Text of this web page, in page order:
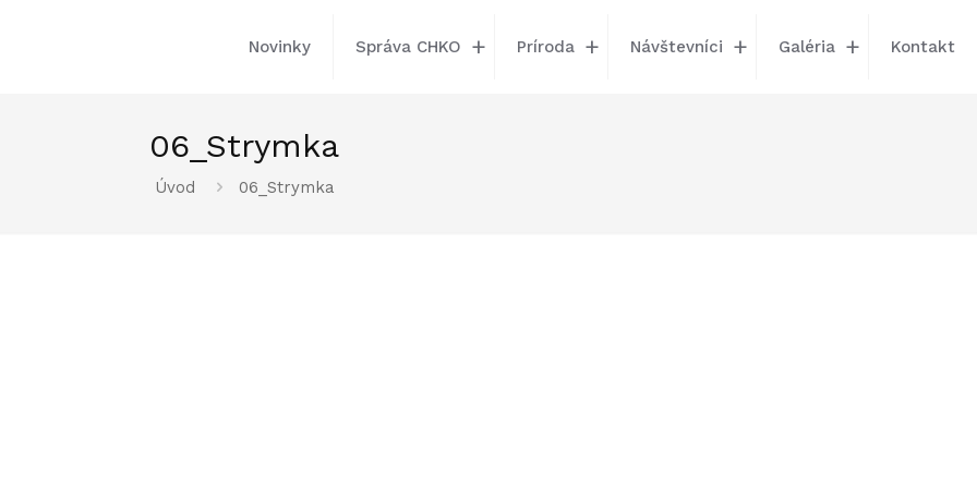
Novinky Správa CHKO Príroda Návštevníci Galéria Kontakt
06_Strymka
Úvod 06_Strymka